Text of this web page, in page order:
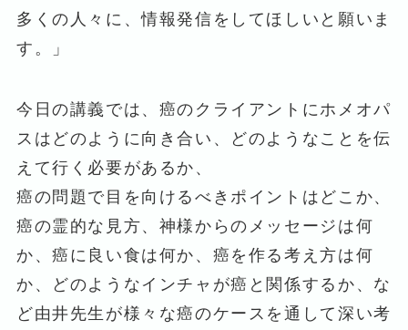
多くの人々に、情報発信をしてほしいと願いま
す。」
今日の講義では、癌のクライアントにホメオパ
スはどのように向き合い、どのようなことを伝
えて行く必要があるか、
癌の問題で目を向けるべきポイントはどこか、
癌の霊的な見方、神様からのメッセージは何
か、癌に良い食は何か、癌を作る考え方は何
か、どのようなインチャが癌と関係するか、な
ど由井先生が様々な癌のケースを通して深い考